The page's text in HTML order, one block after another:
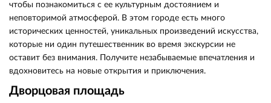
чтобы познакомиться с ее культурным достоянием и
неповторимой атмосферой. В этом городе есть много
исторических ценностей, уникальных произведений искусства,
которые ни один путешественник во время экскурсии не
оставит без внимания. Получите незабываемые впечатления и
вдохновитесь на новые открытия и приключения.
Дворцовая площадь